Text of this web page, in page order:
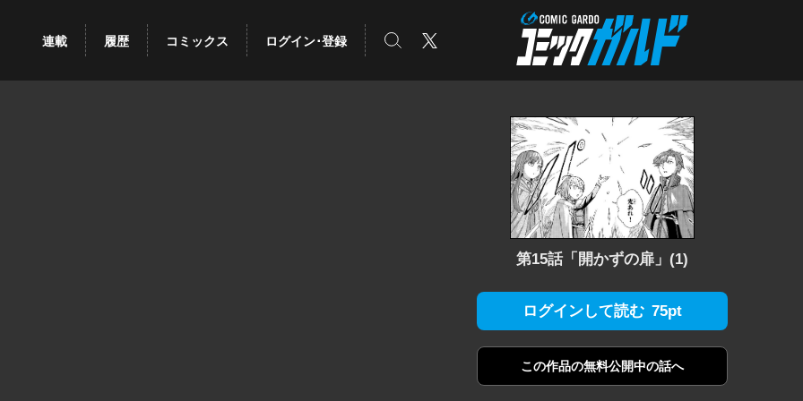
コミックガルド
連載 履歴 コミックス ログイン･登録 検索 X
第15話「開かずの扉」(1)
ログインして読む 75pt
この作品の無料公開中の話へ